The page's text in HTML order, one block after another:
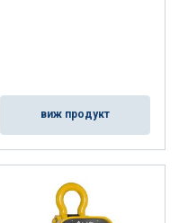
виж продукт